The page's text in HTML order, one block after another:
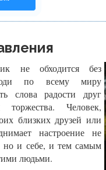
не обходится без
по всему миру
слова радости друг
Человек,
близких друзей или
настроение не
но и себе, и тем самым
людьми.